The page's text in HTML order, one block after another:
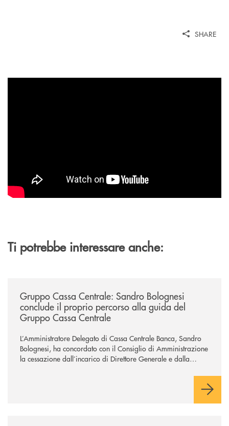
SHARE
Ti potrebbe interessare anche:
Gruppo Cassa Centrale: Sandro Bolognesi
conclude il proprio percorso alla guida del
Gruppo Cassa Centrale
L’Amministratore Delegato di Cassa Centrale Banca, Sandro
Bolognesi, ha concordato con il Consiglio di Amministrazione
la cessazione dall’incarico di Direttore Generale e dalla
Il Gruppo, sotto la guida dell’Amministratore Delegato, e con